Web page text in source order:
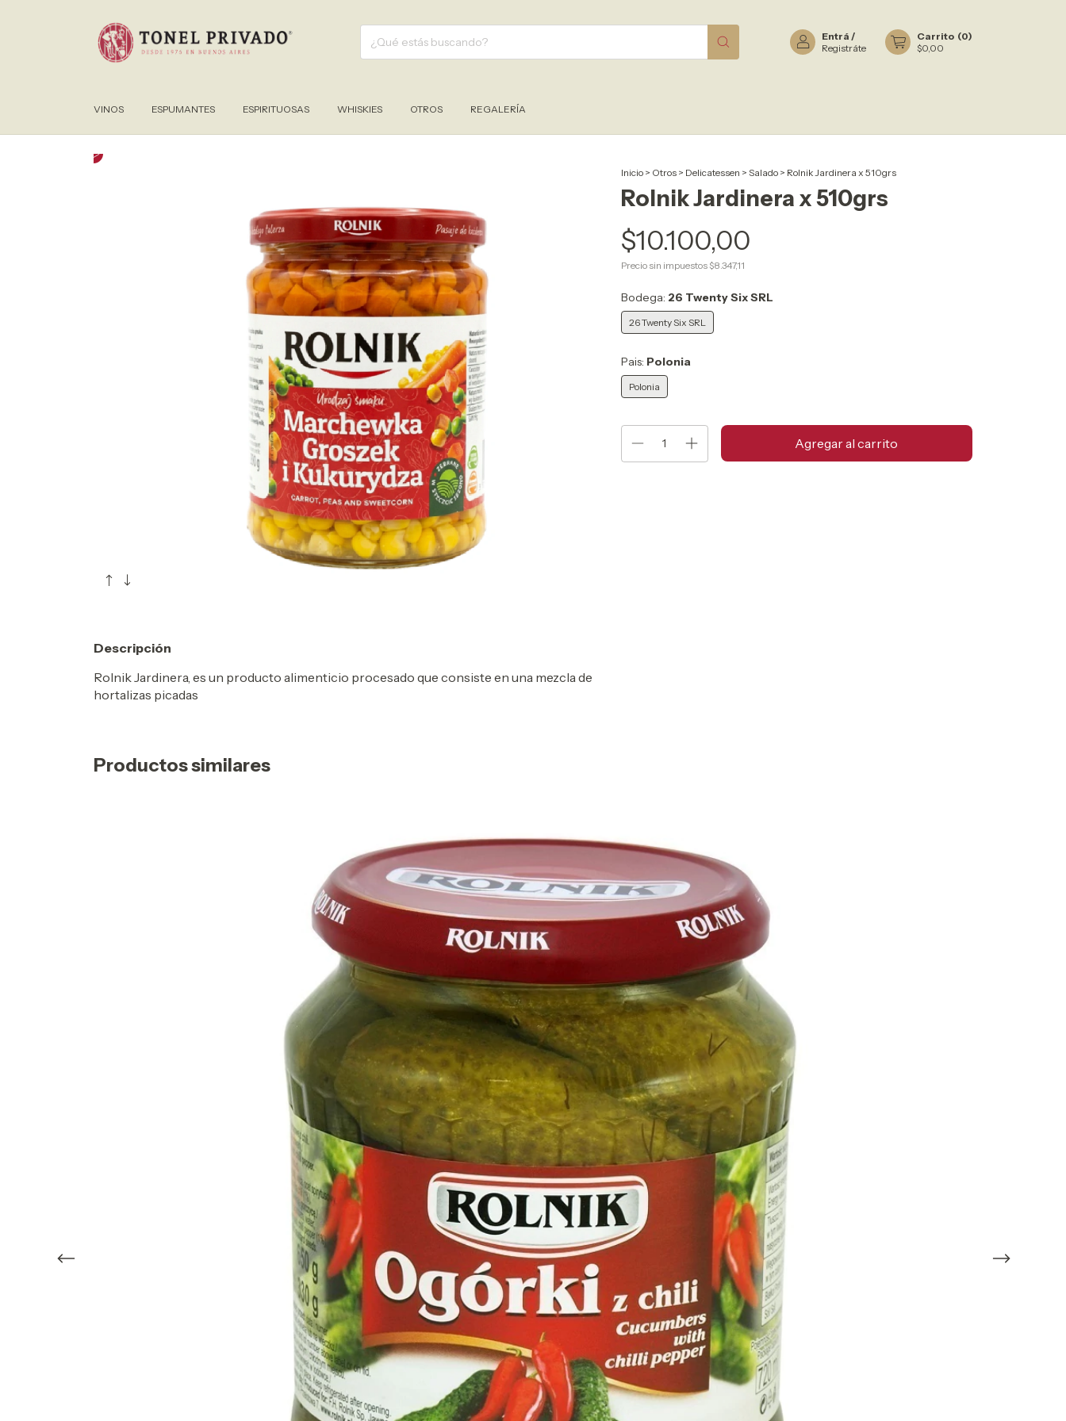
Entrá /
Registráte
Carrito (0)
$0,00
VINOS ESPUMANTES ESPIRITUOSAS WHISKIES OTROS REGALERÍA
Inicio > Otros > Delicatessen > Salado > Rolnik Jardinera x 510grs
Rolnik Jardinera x 510grs
$10.100,00
Precio sin impuestos $8.347,11
Bodega: 26 Twenty Six SRL
26 Twenty Six SRL
Pais: Polonia
Polonia
Descripción
Rolnik Jardinera, es un producto alimenticio procesado que consiste en una mezcla de
hortalizas picadas
Productos similares